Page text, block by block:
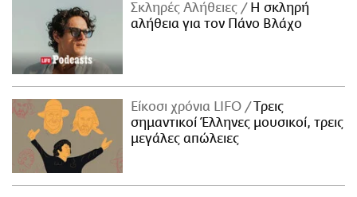
Σκληρές Αλήθειες
H σκληρή
αλήθεια για τον Πάνο Βλάχο
Είκοσι χρόνια LIFO
Tρεις
σημαντικοί Έλληνες μουσικοί, τρεις
μεγάλες απώλειες